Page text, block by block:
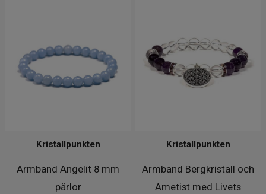
Armband Angelit 8 mm
pärlor
Kristallpunkten
Armband Bergkristall och
Ametist med Livets
Kristallpunkten